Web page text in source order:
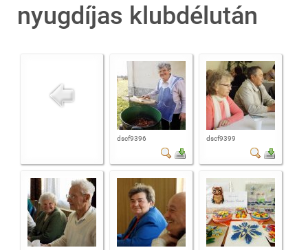
nyugdíjas klubdélután
dscf9396 dscf9399